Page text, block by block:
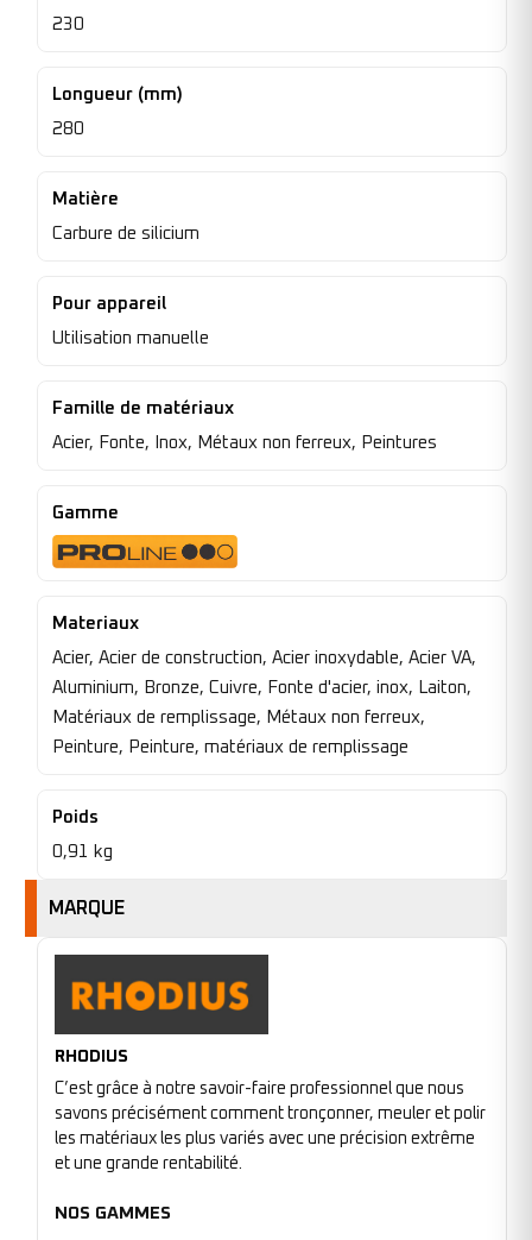
230
Longueur (mm)
280
Matière
Carbure de silicium
Pour appareil
Utilisation manuelle
Famille de matériaux
Acier, Fonte, Inox, Métaux non ferreux, Peintures
Gamme
Materiaux
Acier, Acier de construction, Acier inoxydable, Acier VA,
Aluminium, Bronze, Cuivre, Fonte d'acier, inox, Laiton,
Matériaux de remplissage, Métaux non ferreux,
Peinture, Peinture, matériaux de remplissage
Poids
0,91 kg
MARQUE
RHODIUS
C’est grâce à notre savoir-faire professionnel que nous
savons précisément comment tronçonner, meuler et polir
les matériaux les plus variés avec une précision extrême
et une grande rentabilité.
NOS GAMMES